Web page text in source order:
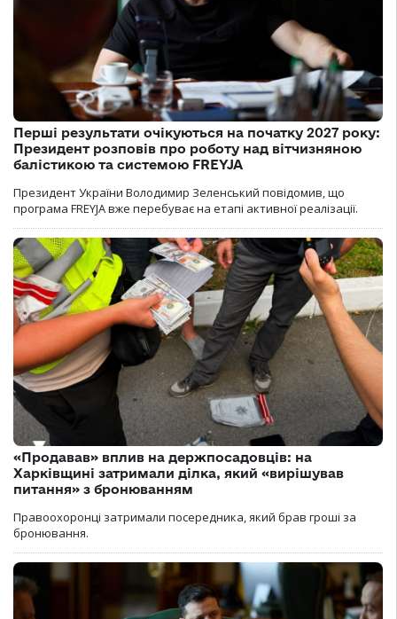
Перші результати очікуються на початку 2027 року:
Президент розповів про роботу над вітчизняною
балістикою та системою FREYJA
Президент України Володимир Зеленський повідомив, що
програма FREYJA вже перебуває на етапі активної реалізації.
«Продавав» вплив на держпосадовців: на
Харківщині затримали ділка, який «вирішував
питання» з бронюванням
Правоохоронці затримали посередника, який брав гроші за
бронювання.